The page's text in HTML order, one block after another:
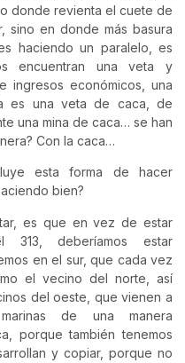
donde revienta el cuete de
sino en donde más basura
haciendo un paralelo, es
encuentran una veta y
ingresos económicos, una
es una veta de caca, de
una mina de caca… se han
Con la caca…
esta forma de hacer
bien?
es que en vez de estar
313, deberíamos estar
en el sur, que cada vez
el vecino del norte, así
del oeste, que vienen a
de una manera
porque también tenemos
y copiar, porque no